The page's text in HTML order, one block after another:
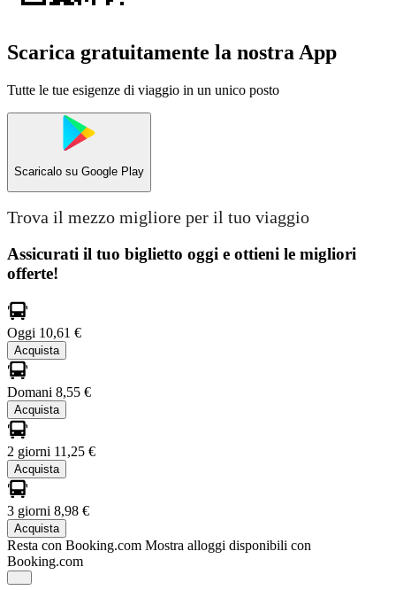
Scarica gratuitamente la nostra App
Tutte le tue esigenze di viaggio in un unico posto
Scaricalo su Google Play
Trova il mezzo migliore per il tuo viaggio
Assicurati il ​​tuo biglietto oggi e ottieni le migliori
offerte!
Oggi 10,61 €
Acquista
Domani 8,55 €
Acquista
2 giorni 11,25 €
Acquista
3 giorni 8,98 €
Acquista
Resta con Booking.com Mostra alloggi disponibili con
Booking.com